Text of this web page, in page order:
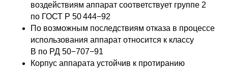
воздействиям аппарат соответствует группе 2
по ГОСТ Р 50 444−92
По возможным последствиям отказа в процессе
использования аппарат относится к классу
В по РД 50−707−91
Корпус аппарата устойчив к протиранию